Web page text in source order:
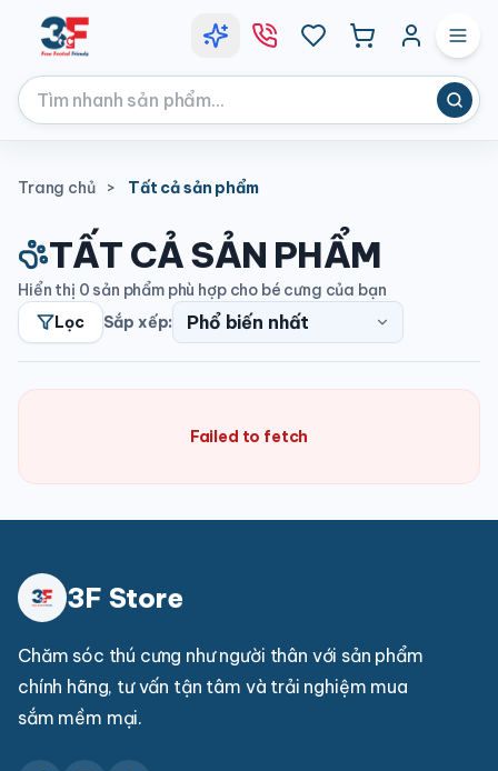
Trang chủ > Tất cả sản phẩm
TẤT CẢ SẢN PHẨM
Hiển thị 0 sản phẩm phù hợp cho bé cưng của bạn
Lọc
Sắp xếp:
Failed to fetch
3F Store
Chăm sóc thú cưng như người thân với sản phẩm
chính hãng, tư vấn tận tâm và trải nghiệm mua
sắm mềm mại.